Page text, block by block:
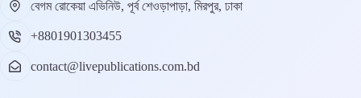
বেগম রোকেয়া এভিনিউ, পূর্ব শেওড়াপাড়া, মিরপুর, ঢাকা
+8801901303455
contact@livepublications.com.bd